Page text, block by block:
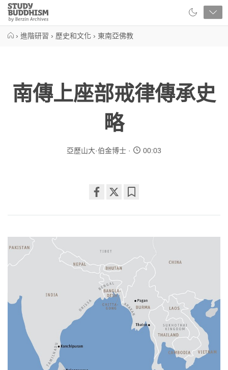
Close
Study
Buddhism
› 進階研習 › 歷史和文化 › 東南亞佛教
南傳上座部戒律傳承史
略
亞歷山大·伯金博士 00:03
on